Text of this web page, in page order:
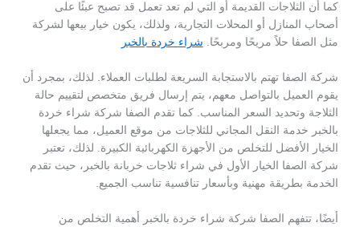
كما أن الثلاجات القديمة أو التي لم تعد تعمل قد تصبح عبئًا على
أصحاب المنازل أو المحلات التجارية، ولذلك، يكون خيار بيعها لشركة
مثل الصفا حلاً مريحًا ومربحًا. شراء خردة بالخبر
شركة الصفا تهتم بالاستجابة السريعة لطلبات العملاء. لذلك، بمجرد أن
يقوم العميل بالتواصل معهم، يتم إرسال فريق متخصص لتقييم حالة
الثلاجة وتحديد السعر المناسب. كما تقدم الصفا شركة شراء خردة
بالخبر خدمة النقل المجاني للثلاجات من موقع العميل، مما يجعلها
الخيار الأفضل للتخلص من الأجهزة الكهربائية الكبيرة. لذلك، تعتبر
شركة الصفا الخيار الأول في شراء ثلاجات خربانة بالخبر، حيث تقدم
الخدمة بطريقة مهنية وبأسعار تنافسية تناسب الجميع.
أيضًا، تتفهم الصفا شركة شراء خردة بالخبر أهمية التخلص من